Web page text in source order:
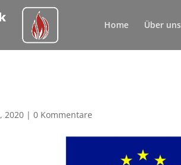
Home Über uns
2020 |0 Kommentare